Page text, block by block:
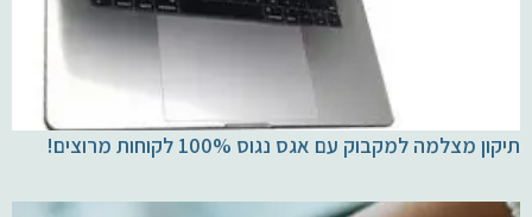
תיקון מצלמה למקבוק עם אגס נגוס 100% לקוחות מרוצים!